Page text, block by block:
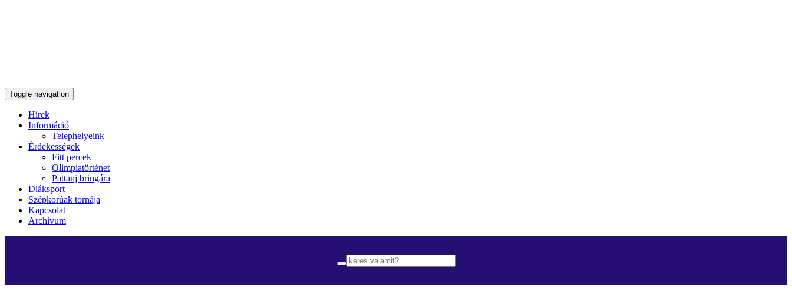
Toggle navigation
Hírek
Információ
Telephelyeink
Érdekességek
Fitt percek
Olimpiatörténet
Pattanj bringára
Diáksport
Szépkorúak tornája
Kapcsolat
Archívum